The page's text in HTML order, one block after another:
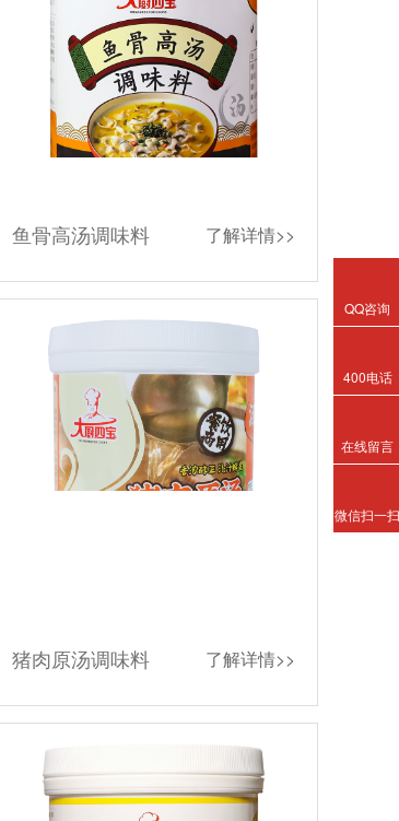
鱼骨高汤调味料 了解详情>>
猪肉原汤调味料 了解详情>>
QQ咨询
400电话
在线留言
微信扫一扫